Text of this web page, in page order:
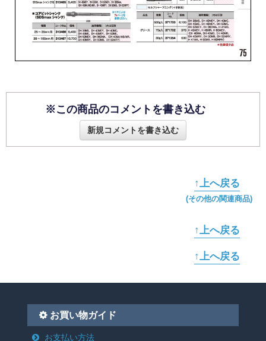
※この商品のコメントを書き込む
新規コメントを書き込む
↑上へ戻る
(その他の関連商品)
↑上へ戻る
↑上へ戻る
お買い物ガイド
お支払い方法